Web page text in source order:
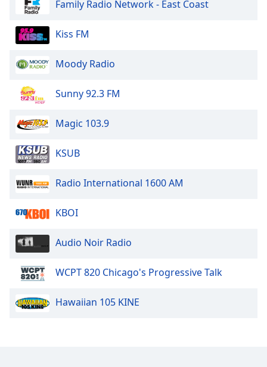
dialog
window.
Escape
cancel
close
window.
Text
Color
Text
Background
Family Radio Network - East Coast
Kiss FM
Moody Radio
Sunny 92.3 FM
Magic 103.9
KSUB
Radio International 1600 AM
KBOI
Audio Noir Radio
WCPT 820 Chicago's Progressive Talk
Hawaiian 105 KINE